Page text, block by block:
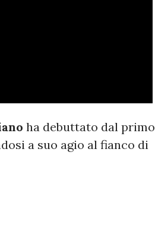
ha debuttato dal primo
a suo agio al fianco di